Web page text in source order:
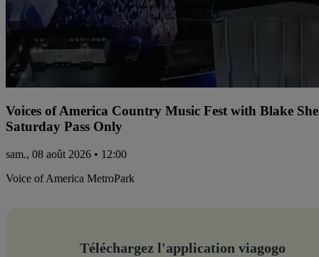
Voices of America Country Music Fest with Blake
Saturday Pass Only
sam., 08 août 2026 • 12:00
Voice of America MetroPark
Téléchargez l'application viagogo